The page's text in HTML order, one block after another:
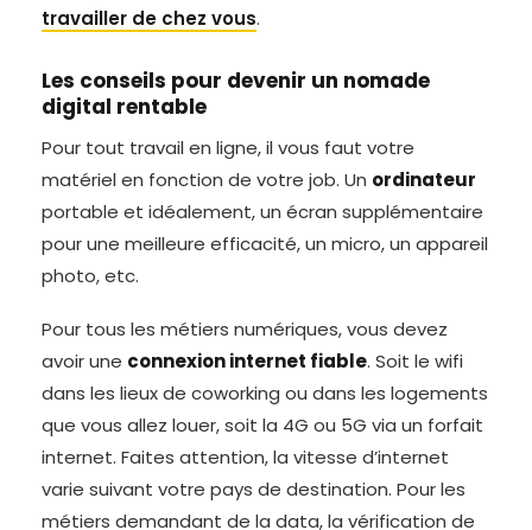
travailler de chez vous.
Les conseils pour devenir un nomade
digital rentable
Pour tout travail en ligne, il vous faut votre
matériel en fonction de votre job. Un ordinateur
portable et idéalement, un écran supplémentaire
pour une meilleure efficacité, un micro, un appareil
photo, etc.
Pour tous les métiers numériques, vous devez
avoir une connexion internet fiable. Soit le wifi
dans les lieux de coworking ou dans les logements
que vous allez louer, soit la 4G ou 5G via un forfait
internet. Faites attention, la vitesse d’internet
varie suivant votre pays de destination. Pour les
métiers demandant de la data, la vérification de